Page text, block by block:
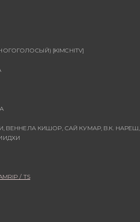
[KIMCHITV]
ВЕННЕЛА КИШОР, САЙ КУМАР, В.К. НАРЕШ,
/ TS